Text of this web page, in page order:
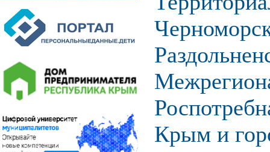
Крым и